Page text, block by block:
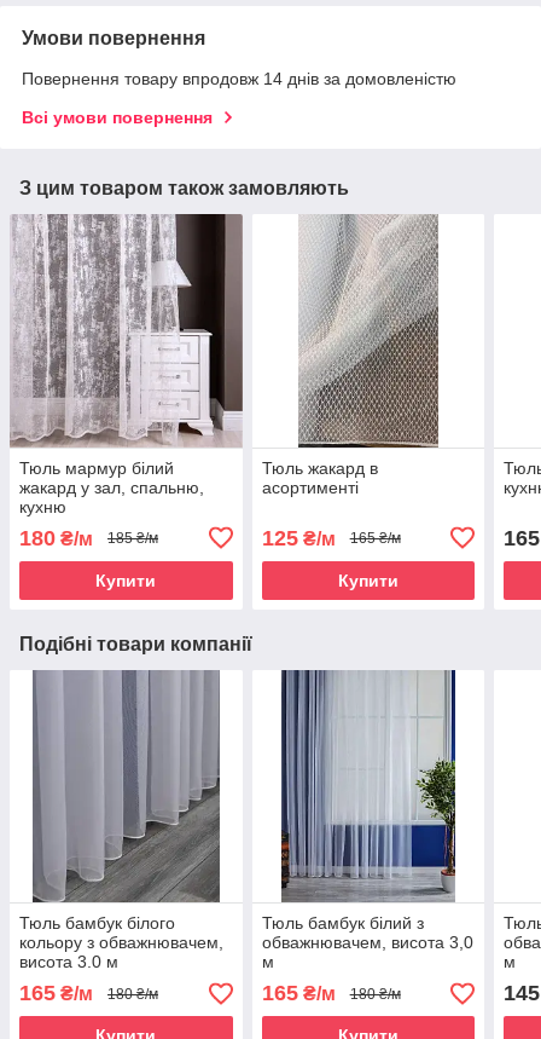
Умови повернення
Повернення товару впродовж 14 днів за домовленістю
Всі умови повернення
З цим товаром також замовляють
Тюль мармур білий
жакард у зал, спальню,
кухню
180 ₴/м 185 ₴/м
Купити
Тюль жакард в
асортименті
125₴/м 165 ₴/м
Купити
165
Подібні товари компанії
Тюль бамбук білого
кольору з обважнювачем,
висота 3.0 м
165 ₴/м 180 ₴/м
Тюль бамбук білий з
обважнювачем, висота 3,0
м
165₴/м 180 ₴/м
м
145